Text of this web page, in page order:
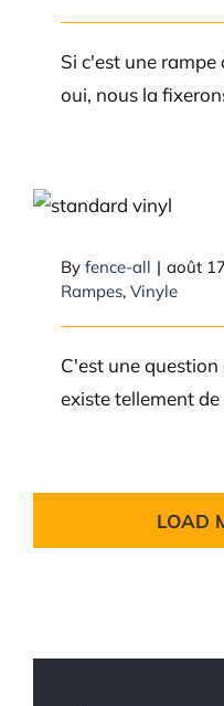
Si c'est une rampe
oui, nous la
Est-ce
By fence-all | août
Rampes, Vinyle
C'est une
existe tellement
LOAD